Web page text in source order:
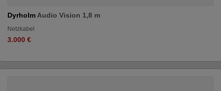
Dyrholm Audio Vision 1,8 m
Netzkabel
3.000 €